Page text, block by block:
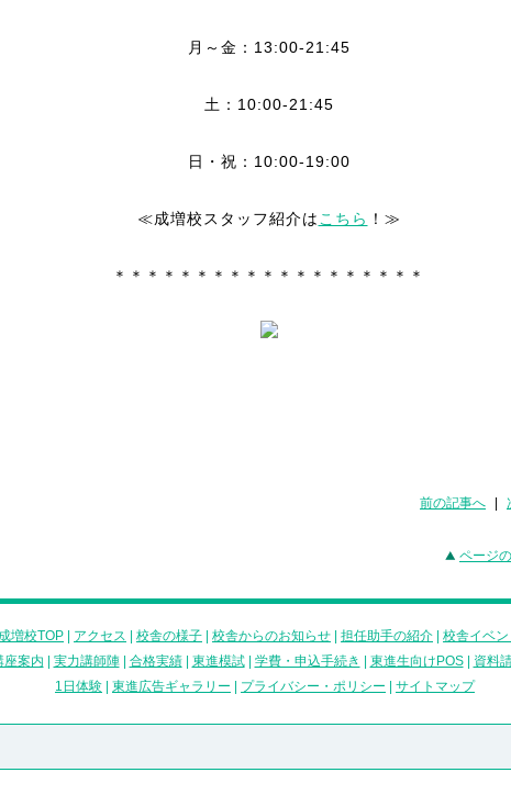
月～金：13:00-21:45
土：10:00-21:45
日・祝：10:00-19:00
≪成増校スタッフ紹介は こちら ！≫
＊＊＊＊＊＊＊＊＊＊＊＊＊＊＊＊＊＊＊
前の記事へ
ページ
増校TOP アクセス 校舎の様子 校舎からのお知らせ 担任助手の紹介 校舎イベ
座案内 実力講師陣| 合格実績| 東進模試| 学費・申込手続き 東進生向けPOS| 資料
1日体験
東進広告ギャラリー プライバシー・ポリシー サイトマップ